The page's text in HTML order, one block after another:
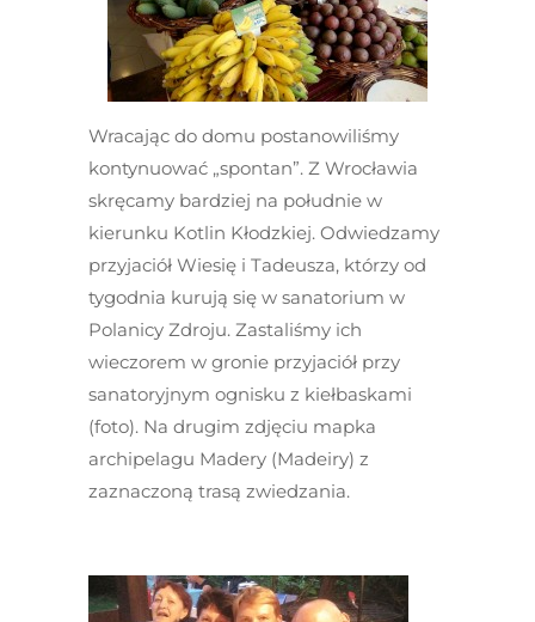
Wracając do domu postanowiliśmy
kontynuować „spontan”. Z Wrocławia
skręcamy bardziej na południe w
kierunku Kotlin Kłodzkiej. Odwiedzamy
przyjaciół Wiesię i Tadeusza, którzy od
tygodnia kurują się w sanatorium w
Polanicy Zdroju. Zastaliśmy ich
wieczorem w gronie przyjaciół przy
sanatoryjnym ognisku z kiełbaskami
(foto). Na drugim zdjęciu mapka
archipelagu Madery (Madeiry) z
zaznaczoną trasą zwiedzania.